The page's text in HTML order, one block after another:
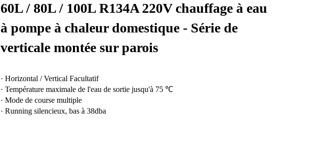
60L / 80L / 100L R134A 220V chauffage à eau
à pompe à chaleur domestique - Série de
verticale montée sur parois
· Horizontal / Vertical Facultatif
· Température maximale de l'eau de sortie jusqu'à 75 ℃
· Mode de course multiple
· Running silencieux, bas à 38dba